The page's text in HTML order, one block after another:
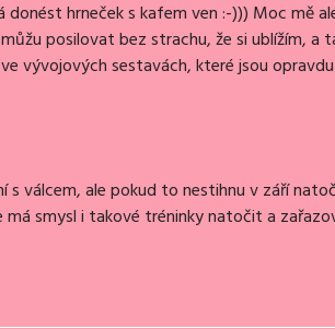
donést hrneček s kafem ven :-))) Moc mě
posilovat bez strachu, že si ublížím, a
vývojových sestavách, které jsou
válcem, ale pokud to nestihnu v září
smysl i takové tréninky natočit a